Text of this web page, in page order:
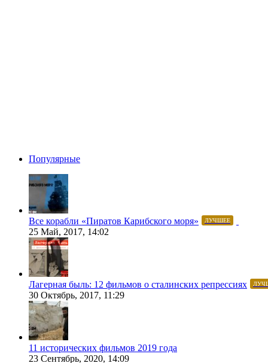
Популярные
Все корабли «Пиратов Карибского моря» ЛУЧШЕЕ
25 Май, 2017, 14:02
Лагерная быль: 12 фильмов о сталинских репрессиях
30 Октябрь, 2017, 11:29
11 исторических фильмов 2019 года
23 Сентябрь, 2020, 14:09